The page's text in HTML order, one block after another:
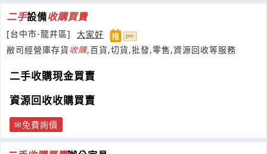
二手設備收購買賣
[台中市-龍井區]
大家好
敝司經營庫存貨收購,百貨,切貨,批發,零售,資源回收等服務
二手收購現金買賣
資源回收收購買賣
免費詢價